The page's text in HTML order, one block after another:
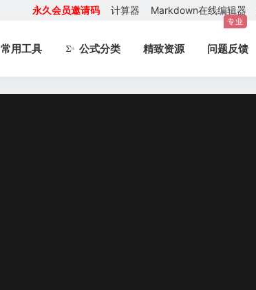
永久会员邀请码 计算器 Markdown在线编辑器
专业
常用工具 公式分类 精致资源 问题反馈